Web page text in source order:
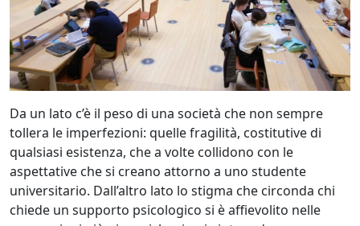
Da un lato c’è il peso di una società che non sempre
tollera le imperfezioni: quelle fragilità, costitutive di
qualsiasi esistenza, che a volte collidono con le
aspettative che si creano attorno a uno studente
universitario. Dall’altro lato lo stigma che circonda chi
chiede un supporto psicologico si è affievolito nelle